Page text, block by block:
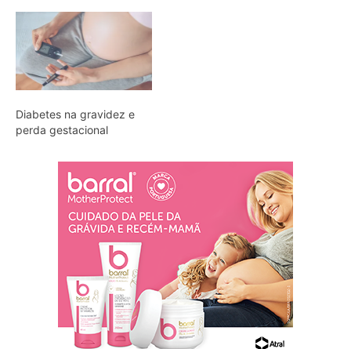
Diabetes na gravidez e
perda gestacional